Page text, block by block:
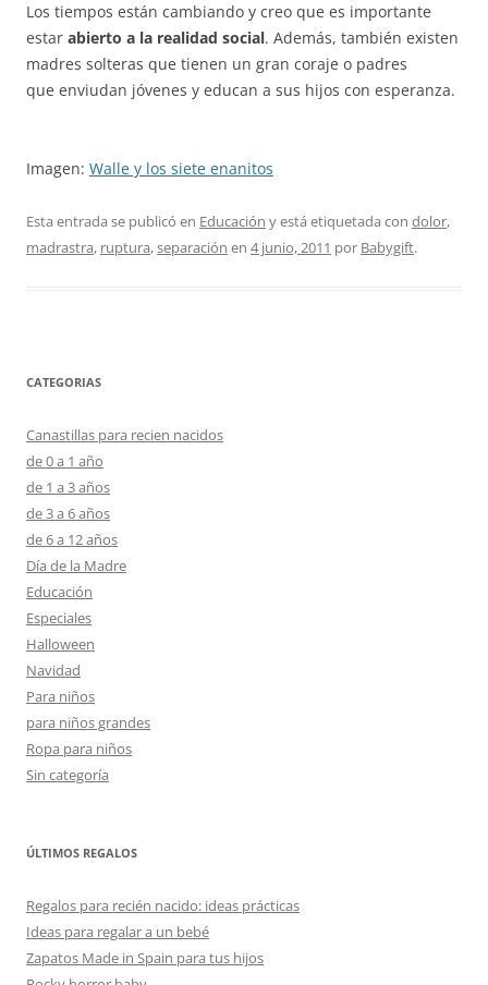
Los tiempos están cambiando y creo que es importante
estar abierto a la realidad social. Además, también existen
madres solteras que tienen un gran coraje o padres
que enviudan jóvenes y educan a sus hijos con esperanza.
Imagen: Walle y los siete enanitos
Esta entrada se publicó en Educación y está etiquetada con dolor,
madrastra, ruptura,separación en 4 junio, 2011 por Babygift.
CATEGORIAS
Canastillas para recien nacidos
de 0 a 1 año
de 1 a 3 años
de 3 a 6 años
de 6 a 12 años
Día de la Madre
Educación
Especiales
Halloween
Navidad
Para niños
para niños grandes
Ropa para niños
Sin categoría
ÚLTIMOS REGALOS
Regalos para recién nacido: ideas prácticas
Ideas para regalar a un bebé
Zapatos Made in Spain para tus hijos